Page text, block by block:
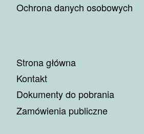
Ochrona danych osobowych
Strona główna
Kontakt
Dokumenty do pobrania
Zamówienia publiczne